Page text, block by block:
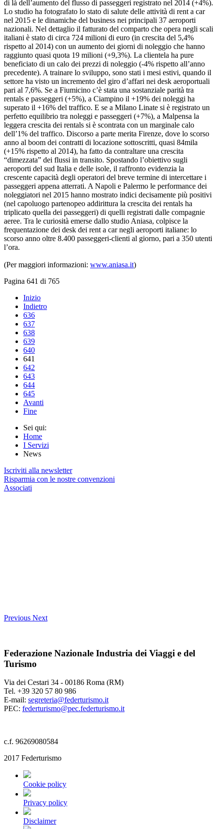
di là dell’aumento del flusso di passeggeri registrato nel 2014 (+4%).
Lo studio ha fotografato lo stato di salute delle attività di rent a car
nel 2015 e le dinamiche del business nei principali 37 aeroporti
nazionali. Nel dettaglio il fatturato del comparto che opera negli scali
italiani è stato di circa 724 milioni di euro (in crescita del 5,4%
rispetto al 2014) con un aumento dei giorni di noleggio che hanno
raggiunto quasi quota 19 milioni (+9,3%). La clientela ha pure
beneficiato di un calo dei prezzi di noleggio (-4% rispetto all’anno
precedente). A trainare lo sviluppo, sono stati i mesi estivi, quando il
settore ha visto un incremento del giro d’affari nei desk aeroportuali
pari al 7,6%. Se a Fiumicino c’è stata una sostanziale parità tra
rentals e passeggeri (+5%), a Ciampino il +19% dei noleggi ha
superato il +16% del traffico. E se a Milano Linate si è registrato un
perfetto equilibrio tra noleggi e passeggeri (+7%), a Malpensa la
leggera crescita dei rentals si è scontrata con un marginale calo
dell’1% del traffico. Discorso a parte merita Firenze, dove lo scorso
anno al boom dei contratti di locazione sottoscritti, quasi 84mila
(+15% rispetto al 2014), ha fatto da contraltare una crescita
“dimezzata” dei flussi in transito. Spostando l’obiettivo sugli
aeroporti del sud Italia e delle isole, il raffronto evidenzia la
crescente capacità degli operatori del breve termine di intercettare i
passeggeri appena atterrati. A Napoli e Palermo le performance dei
noleggiatori nel 2015 hanno mostrato indici decisamente più positivi
(nel capoluogo partenopeo addirittura la crescita dei rentals ha
triplicato quella dei passeggeri) di quelli registrati dalle compagnie
aeree. Tra le curiosità emerse dallo studio Aniasa, colpisce la
frequentazione dei desk dei rent a car negli aeroporti italiane: lo
scorso anno oltre 8.400 passeggeri-clienti al giorno, pari a 350 utenti
l’ora.
(Per maggiori informazioni: www.aniasa.it)
Pagina 641 di 765
Inizio
Indietro
636
637
638
639
640
641
642
643
644
645
Avanti
Fine
Sei qui:
Home
I Servizi
News
Iscriviti alla newsletter
Risparmia con le nostre convenzioni
Associati
Previous Next
Federazione Nazionale Industria dei Viaggi e del
Turismo
Via dei Cestari 34 - 00186 Roma (RM)
Tel. +39 320 57 80 986
E-mail: segreteria@federturismo.it
PEC: federturismo@pec.federturismo.it
c.f. 96269080584
2017 Federturismo
Cookie policy
Privacy policy
Disclaimer